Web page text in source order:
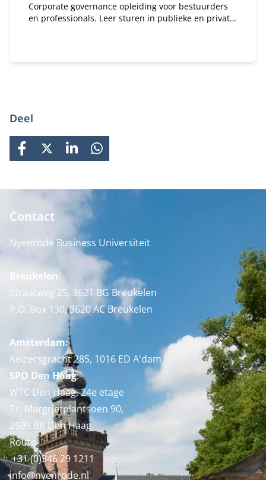
Corporate governance opleiding voor bestuurders
en professionals. Leer sturen in publieke en private
Deel
FACEBOOK
X LINKEDINWHATSAPP
Contact
Nyenrode Business Universiteit
Breukelen:
Straatweg 25, 3621 BG Breukelen
P.O. Box 130, 3620 AC Breukelen
Amsterdam:
Keizersgracht 285, 1016 ED A'dam
SPO Den Haag:
WTC Den Haag, 24e etage
Pr. Margrietplantsoen 90,
2595 BR Den Haag
Route
+31 (0)346 29 1211
info@nyenrode.nl